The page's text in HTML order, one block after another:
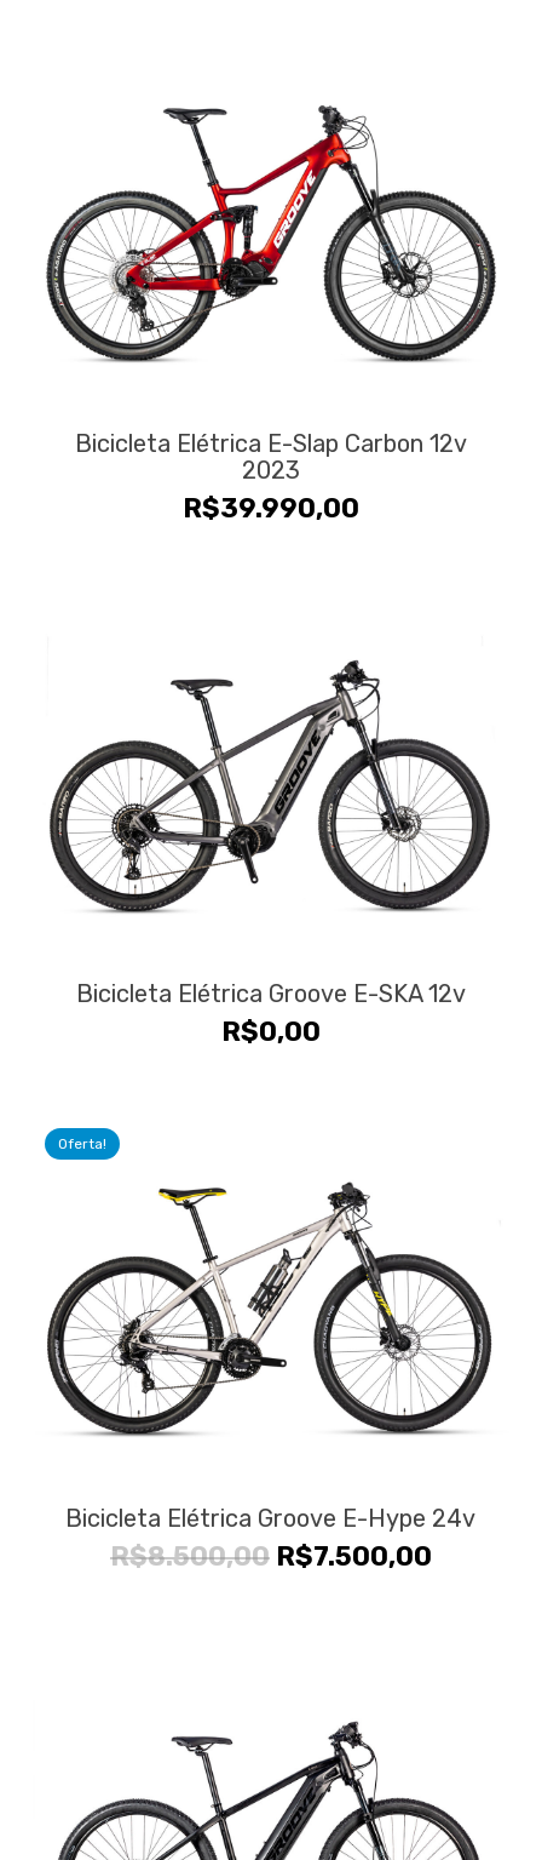
Bicicleta Elétrica E-Slap Carbon 12v
2023
R$39.990,00
Bicicleta Elétrica Groove E-SKA 12v
R$0,00
Oferta!
Bicicleta Elétrica Groove E-Hype 24v
R$8.500,00 O
R$7.500,00O